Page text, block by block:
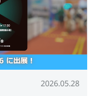
2026.05.28